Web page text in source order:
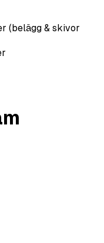
(belägg & skivor